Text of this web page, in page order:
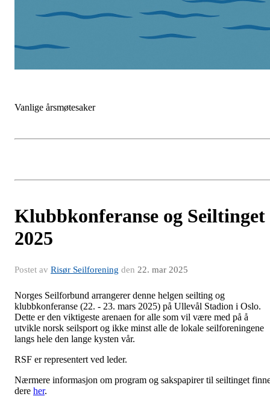
Vanlige årsmøtesaker
Klubbkonferanse og Seiltinget
2025
Postet av Risør Seilforening den 22. mar 2025
Norges Seilforbund arrangerer denne helgen seilting og
klubbkonferanse (22. - 23. mars 2025) på Ullevål Stadion i Oslo.
Dette er den viktigeste arenaen for alle som vil være med på å
utvikle norsk seilsport og ikke minst alle de lokale seilforeningene
langs hele den lange kysten vår.
RSF er representert ved leder.
Nærmere informasjon om program og sakspapirer til seiltinget
dere her.